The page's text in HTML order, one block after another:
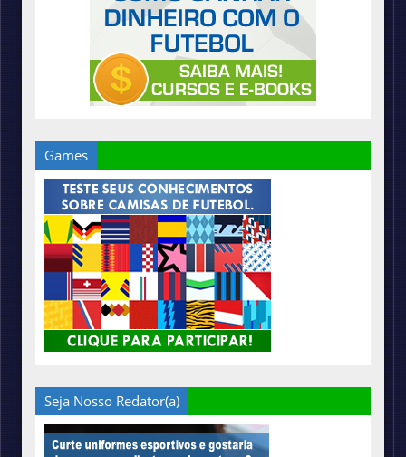
Games
Seja Nosso Redator(a)